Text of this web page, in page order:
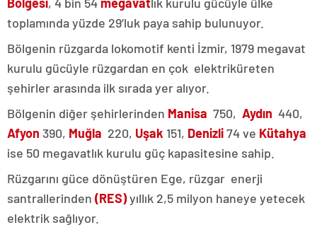
toplamında yüzde 29’luk paya sahip bulunuyor.
Bölgenin rüzgarda lokomotif kenti İzmir, 1979 megavat
kurulu gücüyle rüzgardan en çok elektriküreten
şehirler arasında ilk sırada yer alıyor.
Bölgenin diğer şehirlerinden Manisa 750, Aydın 440,
Afyon 390, Muğla 220, Uşak 151, Denizli74 ve Kütahya
ise 50 megavatlık kurulu güç kapasitesine sahip.
Rüzgarını güce dönüştüren Ege, rüzgar enerji
santrallerinden (RES)yıllık 2,5 milyon haneye yetecek
elektrik sağlıyor.